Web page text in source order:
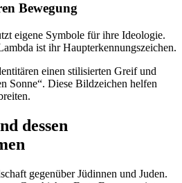
Bewegung
eigene Symbole für ihre Ideologie.
ist ihr Haupterkennungszeichen.
einen stilisierten Greif und
Sonne“. Diese Bildzeichen helfen
dessen
gegenüber Jüdinnen und Juden.